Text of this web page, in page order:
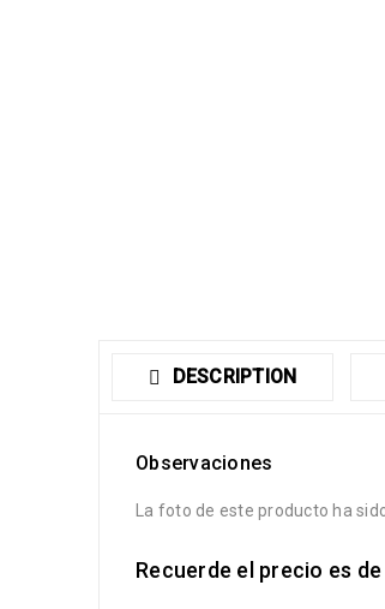
DESCRIPTION
Observaciones
La foto de este producto ha
Recuerde el precio es